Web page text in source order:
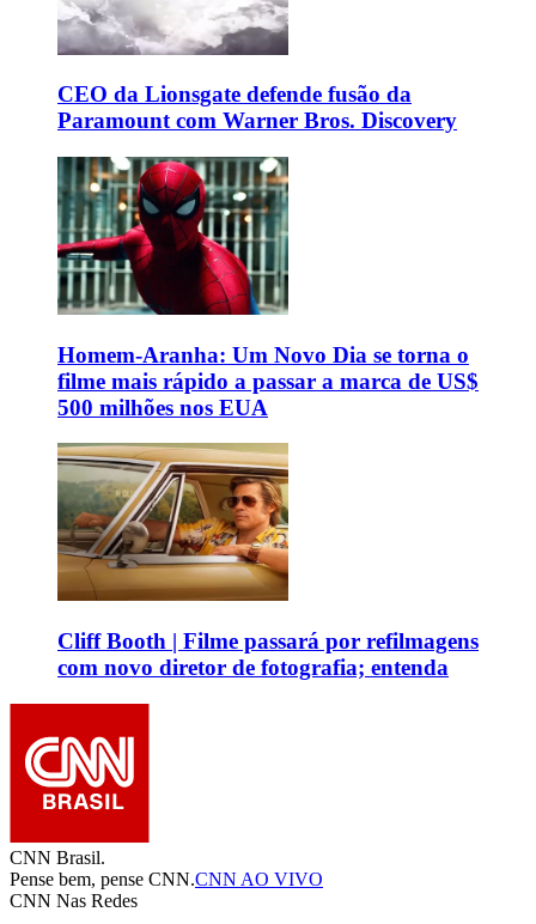
CEO da Lionsgate defende fusão da
Paramount com Warner Bros. Discovery
Homem-Aranha: Um Novo Dia se torna o
filme mais rápido a passar a marca de US$
500 milhões nos EUA
Cliff Booth | Filme passará por refilmagens
com novo diretor de fotografia; entenda
CNN Brasil.
Pense bem, pense CNN.CNN AO VIVO
CNN Nas Redes